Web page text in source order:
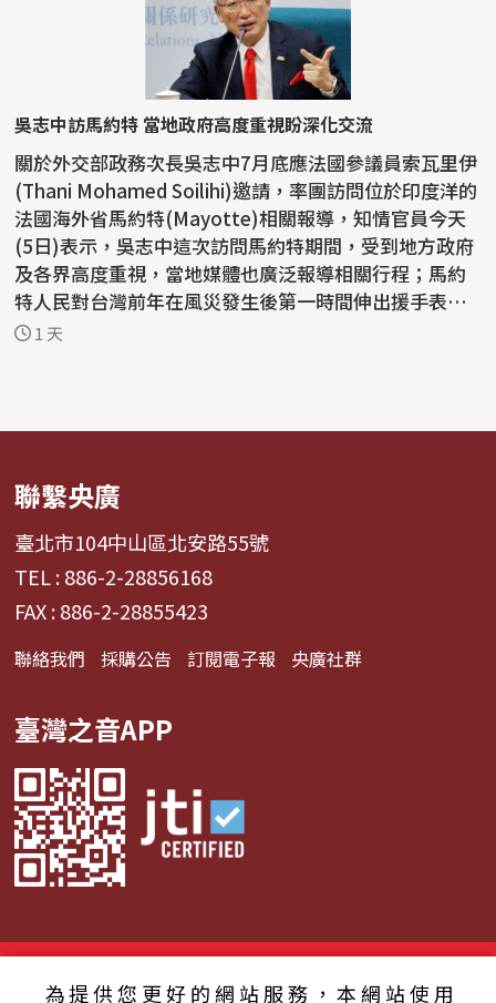
吳志中訪馬約特 當地政府高度重視盼深化交流
關於外交部政務次長吳志中7月底應法國參議員索瓦里伊
(Thani Mohamed Soilihi)邀請，率團訪問位於印度洋的
法國海外省馬約特(Mayotte)相關報導，知情官員今天
(5日)表示，吳志中這次訪問馬約特期間，受到地方政府
及各界高度重視，當地媒體也廣泛報導相關行程；馬約
特人民對台灣前年在風災發生後第一時間伸出援手表達
感謝，...
1 天
聯繫央廣
臺北市104中山區北安路55號
TEL : 886-2-28856168
FAX : 886-2-28855423
聯絡我們 採購公告 訂閱電子報 央廣社群
臺灣之音APP
© 2024財團法人中央廣播電臺 版權所有
為提供您更好的網站服務，本網站使用